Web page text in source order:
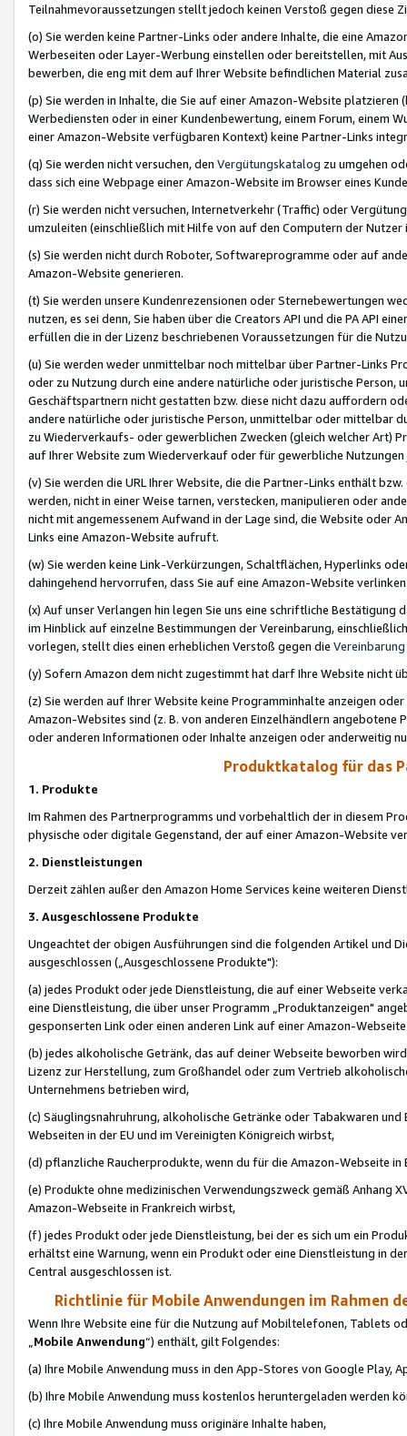
Teilnahmevoraussetzungen stellt jedoch keinen Verstoß gegen diese
(o) Sie werden keine Partner-Links oder andere Inhalte, die eine
Werbeseiten oder Layer-Werbung einstellen oder bereitstellen, mit
bewerben, die eng mit dem auf Ihrer Website befindlichen Material
(p) Sie werden in Inhalte, die Sie auf einer Amazon-Website
Werbediensten oder in einer Kundenbewertung, einem Forum, einem
einer Amazon-Website verfügbaren Kontext) keine Partner-Links
(q) Sie werden nicht versuchen, den Vergütungskatalog zu umgehen
dass sich eine Webpage einer Amazon-Website im Browser eines
(r) Sie werden nicht versuchen, Internetverkehr (Traffic) oder
umzuleiten (einschließlich mit Hilfe von auf den Computern der
(s) Sie werden nicht durch Roboter, Softwareprogramme oder auf
Amazon-Website generieren.
(t) Sie werden unsere Kundenrezensionen oder Sternebewertungen
nutzen, es sei denn, Sie haben über die Creators API und die PA API
erfüllen die in der Lizenz beschriebenen Voraussetzungen für die
(u) Sie werden weder unmittelbar noch mittelbar über Partner-Links
oder zu Nutzung durch eine andere natürliche oder juristische
Geschäftspartnern nicht gestatten bzw. diese nicht dazu auffordern
andere natürliche oder juristische Person, unmittelbar oder mittelbar
zu Wiederverkaufs- oder gewerblichen Zwecken (gleich welcher Art)
auf Ihrer Website zum Wiederverkauf oder für gewerbliche
(v) Sie werden die URL Ihrer Website, die die Partner-Links enthält
werden, nicht in einer Weise tarnen, verstecken, manipulieren oder
nicht mit angemessenem Aufwand in der Lage sind, die Website oder
Links eine Amazon-Website aufruft.
(w) Sie werden keine Link-Verkürzungen, Schaltflächen, Hyperlinks
dahingehend hervorrufen, dass Sie auf eine Amazon-Website
(x) Auf unser Verlangen hin legen Sie uns eine schriftliche
im Hinblick auf einzelne Bestimmungen der Vereinbarung,
vorlegen, stellt dies einen erheblichen Verstoß gegen die Vereinbarung
(y) Sofern Amazon dem nicht zugestimmt hat darf Ihre Website nicht
(z) Sie werden auf Ihrer Website keine Programminhalte anzeigen
Amazon-Websites sind (z. B. von anderen Einzelhändlern
oder anderen Informationen oder Inhalte anzeigen oder anderweitig
Produktkatalog für das
1. Produkte
Im Rahmen des Partnerprogramms und vorbehaltlich der in diesem
physische oder digitale Gegenstand, der auf einer Amazon-Website
2. Dienstleistungen
Derzeit zählen außer den Amazon Home Services keine weiteren
3. Ausgeschlossene Produkte
Ungeachtet der obigen Ausführungen sind die folgenden Artikel und
ausgeschlossen („Ausgeschlossene Produkte"):
(a) jedes Produkt oder jede Dienstleistung, die auf einer Webseite
eine Dienstleistung, die über unser Programm „Produktanzeigen"
gesponserten Link oder einen anderen Link auf einer Amazon-
(b) jedes alkoholische Getränk, das auf deiner Webseite beworben
Lizenz zur Herstellung, zum Großhandel oder zum Vertrieb
Unternehmens betrieben wird,
(c) Säuglingsnahruhrung, alkoholische Getränke oder Tabakwaren
Webseiten in der EU und im Vereinigten Königreich wirbst,
(d) pflanzliche Raucherprodukte, wenn du für die Amazon-Webseite in
(e) Produkte ohne medizinischen Verwendungszweck gemäß Anhang
Amazon-Webseite in Frankreich wirbst,
(f) jedes Produkt oder jede Dienstleistung, bei der es sich um ein
erhältst eine Warnung, wenn ein Produkt oder eine Dienstleistung in
Central ausgeschlossen ist.
Richtlinie für Mobile Anwendungen im Rahmen
Wenn Ihre Website eine für die Nutzung auf Mobiltelefonen, Tablets
„Mobile Anwendung“) enthält, gilt Folgendes:
(a) Ihre Mobile Anwendung muss in den App-Stores von Google Play,
(b) Ihre Mobile Anwendung muss kostenlos heruntergeladen werden
(c) Ihre Mobile Anwendung muss originäre Inhalte haben,